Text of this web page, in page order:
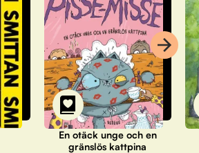
En otäck unge och en
gränslös kattpina